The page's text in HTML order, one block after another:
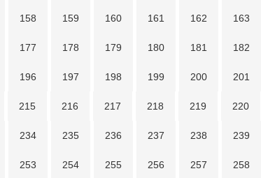
158 159 160 161 162 163
177 178 179 180 181 182
196 197 198 199 200 201
215 216 217 218 219 220
234 235 236 237 238 239
253 254 255 256 257 258